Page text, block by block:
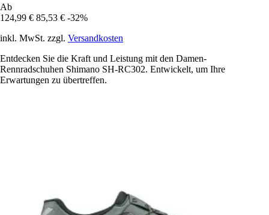
Ab
124,99 € 85,53 € -32%
inkl. MwSt. zzgl. Versandkosten
Entdecken Sie die Kraft und Leistung mit den Damen-
Rennradschuhen Shimano SH-RC302. Entwickelt, um Ihre
Erwartungen zu übertreffen.